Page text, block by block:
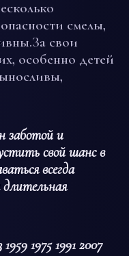
смелы,
свои
особенно детей
заботой и
свой шанс в
всегда
1959 1975 1991 2007